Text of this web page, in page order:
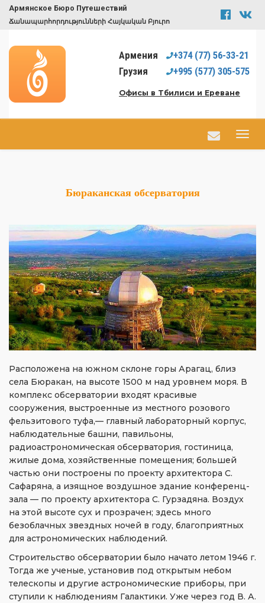
Армянское Бюро Путешествий
Ճանապարհորդությունների Հայկական Բյուրո
Армения +374 (77) 56-33-21
Грузия
+995 (577) 305-575
Офисы в Тбилиси и Ереване
Бюраканская обсерватория
Расположена на южном склоне горы Арагац, близ
села Бюракан, на высоте 1500 м над уровнем моря. В
комплекс обсерватории входят красивые
сооружения, выстроенные из местного розового
фельзитового туфа,— главный лабораторный корпус,
наблюдательные башни, павильоны,
радиоастрономическая обсерватория, гостиница,
жилые дома, хозяйственные помещения; большей
частью они построены по проекту архитектора С.
Сафаряна, а изящное воздушное здание конференц-
зала — по проекту архитектора С. Гурзадяна. Воздух
на этой высоте сух и прозрачен; здесь много
безоблачных звездных ночей в году, благоприятных
для астрономических наблюдений.
Строительство обсерватории было начато летом 1946 г.
Тогда же ученые, установив под открытым небом
телескопы и другие астрономические приборы, при
ступили к наблюдениям Галактики. Уже через год В. А.